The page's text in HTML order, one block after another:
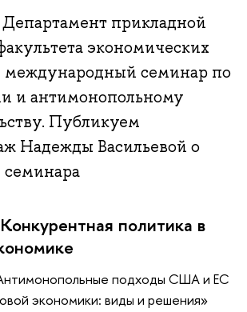
прикладной
экономических
международный семинар по
и антимонопольному
Публикуем
Надежды Васильевой о
семинара
политика в
подходы США и ЕС
экономики: виды и решения»